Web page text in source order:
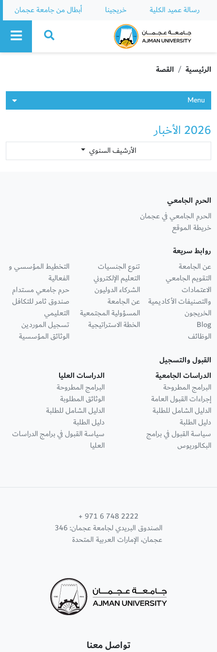
رسالة عميد الكلية خريجينا أبطال من جامعة عجمان
Ajman University
الرئيسية القصة
Menu
2026 الأخبار
الأرشيف السنوي
الحرم الجامعي
الحرم الجامعي في عجمان
خريطة الموقع
روابط سريعة
عن الجامعة
التقويم الجامعي
الاعتمادات
والتصنيفات الأكاديمية
الخريجون
Blog
الوظائف
تنوع الجنسيات
التعليم الإلكتروني
الشركاء الدوليون
عن الجامعة
المسؤولية المجتمعية
الخطة الاستراتيجية
التخطيط المؤسسي و
الفعالية
حرم جامعي مستدام
صندوق ثامر للتكافل
التعليمي
تسجيل الموردين
الوثائق المؤسسية
القبول والتسجيل
الدراسات الجامعية
البرامج المطروحة
إجراءات القبول العامة
الدليل الشامل للطلبة
دليل الطلبة
سياسة القبول في برامج
البكالوريوس
الدراسات العليا
البرامج المطروحة
الوثائق المطلوبة
الدليل الشامل للطلبة
دليل الطلبة
سياسة القبول في برامج الدراسات
العليا
+ 971 6 748 2222
الصندوق البريدي لجامعة عجمان: 346
عجمان، الإمارات العربية المتحدة
تواصل معنا